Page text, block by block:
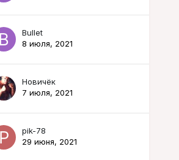
Bullet
8 июля, 2021
Новичёк
7 июля, 2021
pik-78
29 июня, 2021